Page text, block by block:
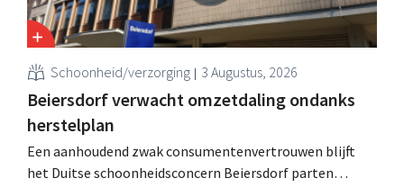
Schoonheid/verzorging 3 Augustus, 2026
Beiersdorf verwacht omzetdaling ondanks
herstelplan
Een aanhoudend zwak consumentenvertrouwen blijft
het Duitse schoonheidsconcern Beiersdorf parten